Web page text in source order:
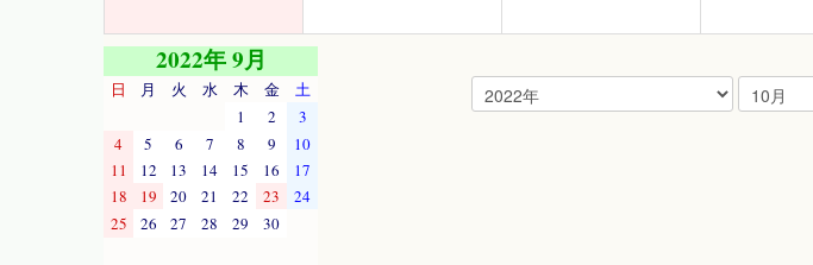
2022年 9月
日 月 火 水 木 金
土
1
2
3
4
5 6 7 8 9
10
11
12 13 14 15 16
17
18
19 20 21 22 23
24
25
26 27 28 29 30